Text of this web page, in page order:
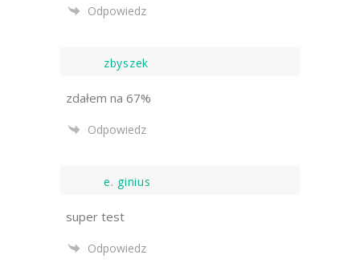
Odpowiedz
zbyszek
zdałem na 67%
Odpowiedz
e. ginius
super test
Odpowiedz